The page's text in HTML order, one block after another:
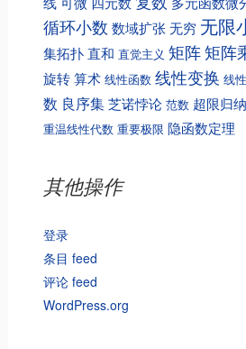
循环小数 数域扩张无穷 无限
集拓扑直和 直觉主义 矩阵矩阵
旋转算术 线性函数 线性变换 线
数 良序集芝诺悖论 范数 超限归
重温线性代数 重要极限 隐函数定理
其他操作
登录
条目 feed
评论 feed
WordPress.org